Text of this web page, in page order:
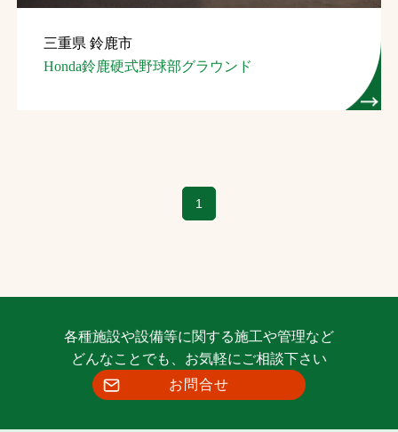
検索
お問合せ
文字の見えづらさや操作にお困りの方へ
三重県 鈴鹿市
Honda鈴鹿硬式野球部グラウンド
1
各種施設や設備等に関する施工や管理など
どんなことでも、お気軽にご相談下さい
お問合せ